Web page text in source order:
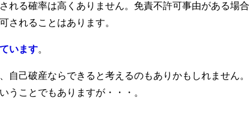
れる確率は高くありません。免責不許可事由がある場合
されることはあります。
います。
自己破産ならできると考えるのもありかもしれません。
うことでもありますが・・・。